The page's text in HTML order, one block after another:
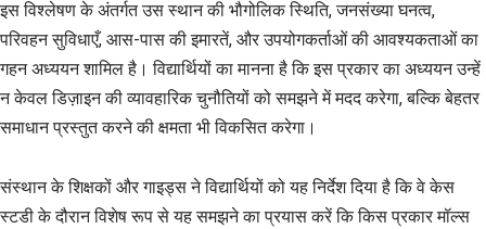
इस विश्लेषण के अंतर्गत उस स्थान की भौगोलिक स्थिति, जनसंख्या घनत्व,
परिवहन सुविधाएँ, आस-पास की इमारतें, और उपयोगकर्ताओं की आवश्यकताओं का
गहन अध्ययन शामिल है। विद्यार्थियों का मानना है कि इस प्रकार का अध्ययन उन्हें
न केवल डिज़ाइन की व्यावहारिक चुनौतियों को समझने में मदद करेगा, बल्कि बेहतर
समाधान प्रस्तुत करने की क्षमता भी विकसित करेगा।
संस्थान के शिक्षकों और गाइड्स ने विद्यार्थियों को यह निर्देश दिया है कि वे केस
स्टडी के दौरान विशेष रूप से यह समझने का प्रयास करें कि किस प्रकार मॉल्स